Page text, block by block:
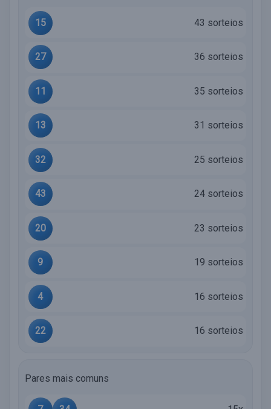
15 43 sorteios
27 36 sorteios
11 35 sorteios
13 31 sorteios
32 25 sorteios
43 24 sorteios
20 23 sorteios
9 19 sorteios
4 16 sorteios
22 16 sorteios
Pares mais comuns